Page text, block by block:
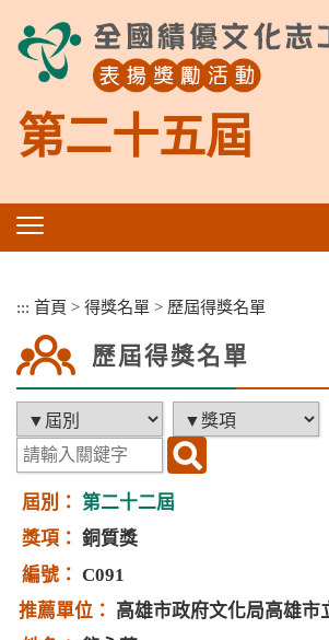
第二十五屆
::: 首頁 > 得獎名單 > 歷屆得獎名單
歷屆得獎名單
第二十二屆
銅質獎
C091
高雄市政府文化局高雄市